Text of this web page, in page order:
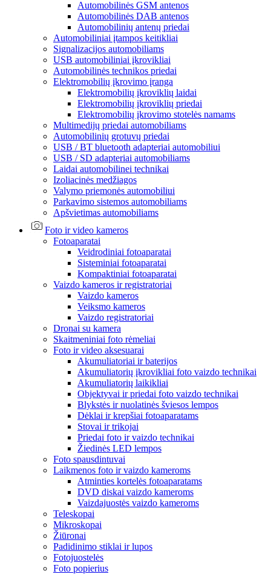
Automobilinės GSM antenos
Automobilinės DAB antenos
Automobilinių antenų priedai
Automobiliniai įtampos keitikliai
Signalizacijos automobiliams
USB automobiliniai įkrovikliai
Automobilinės technikos priedai
Elektromobilių įkrovimo įranga
Elektromobilių įkroviklių laidai
Elektromobilių įkroviklių priedai
Elektromobilių įkrovimo stotelės namams
Multimedijų priedai automobiliams
Automobilinių grotuvų priedai
USB / BT bluetooth adapteriai automobiliui
USB / SD adapteriai automobiliams
Laidai automobilinei technikai
Izoliacinės medžiagos
Valymo priemonės automobiliui
Parkavimo sistemos automobiliams
Apšvietimas automobiliams
Foto ir video kameros
Fotoaparatai
Veidrodiniai fotoaparatai
Sisteminiai fotoaparatai
Kompaktiniai fotoaparatai
Vaizdo kameros ir registratoriai
Vaizdo kameros
Veiksmo kameros
Vaizdo registratoriai
Dronai su kamera
Skaitmeniniai foto rėmeliai
Foto ir video aksesuarai
Akumuliatoriai ir baterijos
Akumuliatorių įkrovikliai foto vaizdo technikai
Akumuliatorių laikikliai
Objektyvai ir priedai foto vaizdo technikai
Blykstės ir nuolatinės šviesos lempos
Dėklai ir krepšiai fotoaparatams
Stovai ir trikojai
Priedai foto ir vaizdo technikai
Žiedinės LED lempos
Foto spausdintuvai
Laikmenos foto ir vaizdo kameroms
Atminties kortelės fotoaparatams
DVD diskai vaizdo kameroms
Vaizdajuostės vaizdo kameroms
Teleskopai
Mikroskopai
Žiūronai
Padidinimo stiklai ir lupos
Fotojuostelės
Foto popierius